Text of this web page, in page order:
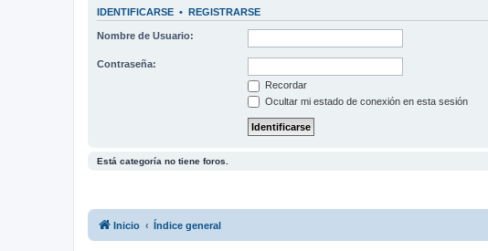
IDENTIFICARSE • REGISTRARSE
Nombre de Usuario:
Contraseña:
Recordar
Ocultar mi estado de conexión en esta sesión
Está categoría no tiene foros.
Inicio Índice general